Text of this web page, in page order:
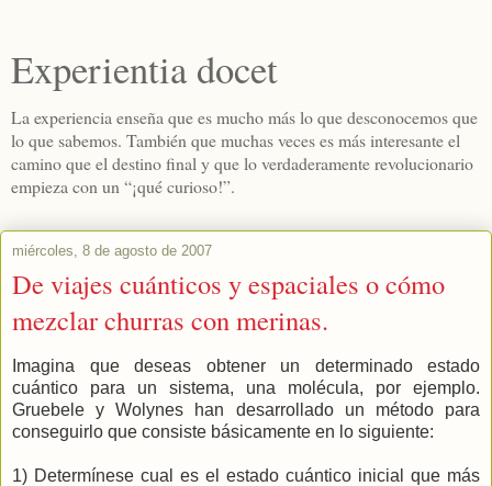
Experientia docet
La experiencia enseña que es mucho más lo que desconocemos que
lo que sabemos. También que muchas veces es más interesante el
camino que el destino final y que lo verdaderamente revolucionario
empieza con un “¡qué curioso!”.
miércoles, 8 de agosto de 2007
De viajes cuánticos y espaciales o cómo
mezclar churras con merinas.
Imagina que deseas obtener un determinado estado
cuántico para un sistema, una molécula, por ejemplo.
Gruebele y Wolynes han desarrollado un método para
conseguirlo que consiste básicamente en lo siguiente:
1) Determínese cual es el estado cuántico inicial que más